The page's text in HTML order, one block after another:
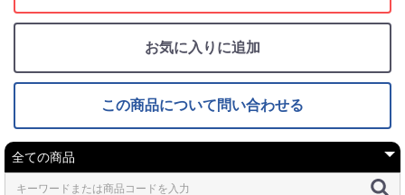
お気に入りに追加
この商品について問い合わせる